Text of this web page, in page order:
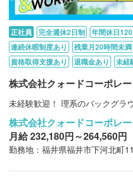
正社員 完全週休2日制 年間休日
連続休暇制度あり
残業月20時間未満
資格取得支援あり
退職金あり 未経
株式会社クォードコーポレ
未経験歓迎！ 理系のバックグラ
株式会社クォードコーポレ
月給 232,180円～264,560円
勤務地：福井県福井市下河北町